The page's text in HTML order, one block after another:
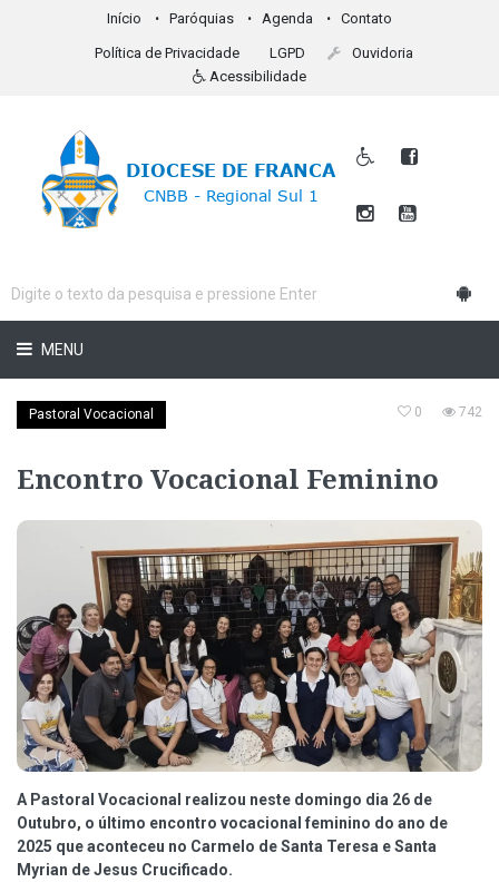
Início Paróquias Agenda Contato
Política de Privacidade LGPD
Ouvidoria
Acessibilidade
MENU
Pastoral Vocacional 0 742
Encontro Vocacional Feminino
A Pastoral Vocacional realizou neste domingo dia 26 de
Outubro, o último encontro vocacional feminino do ano de
2025 que aconteceu no Carmelo de Santa Teresa e Santa
Myrian de Jesus Crucificado.